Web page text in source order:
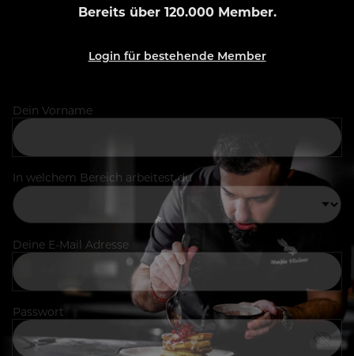
Bereits über 120.000 Member.
Login für bestehende Member
Dein Vorname
In welchem Bereich arbeitest du
Deine E-Mail Adresse
Passwort